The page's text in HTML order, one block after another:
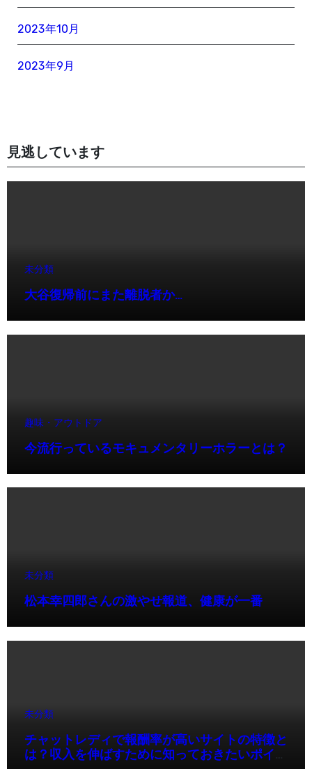
2023年10月
2023年9月
見逃しています
未分類
大谷復帰前にまた離脱者か…
趣味・アウトドア
今流行っているモキュメンタリーホラーとは？
未分類
松本幸四郎さんの激やせ報道、健康が一番
未分類
チャットレディで報酬率が高いサイトの特徴と
は？収入を伸ばすために知っておきたいポイン